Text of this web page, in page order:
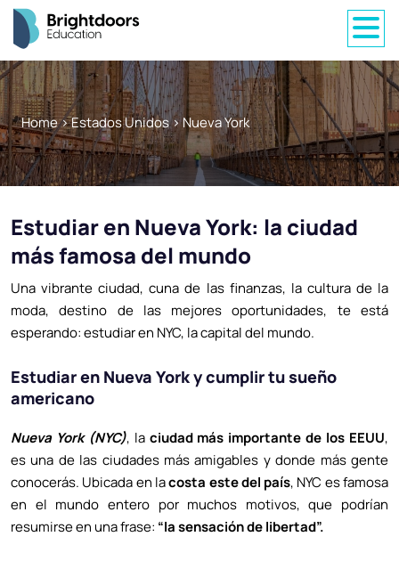
Home>Estados Unidos>Nueva York
Estudiar en Nueva York: la ciudad
más famosa del mundo
Una vibrante ciudad, cuna de las finanzas, la cultura de la
moda, destino de las mejores oportunidades, te está
esperando: estudiar en NYC, la capital del mundo.
Estudiar en Nueva York y cumplir tu sueño
americano
Nueva York (NYC), la ciudad más importante de los EEUU,
es una de las ciudades más amigables y donde más gente
conocerás. Ubicada en lacosta este del país, NYC es famosa
en el mundo entero por muchos motivos, que podrían
resumirse en una frase: “la sensación de libertad”.